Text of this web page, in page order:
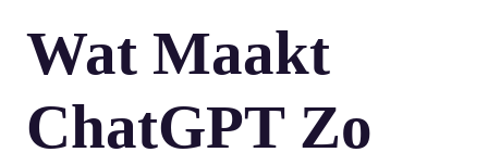
Wat Maakt
ChatGPT Zo